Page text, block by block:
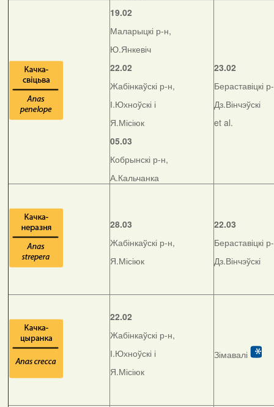
19.02
Маларыцкі р-н,
Ю.Янкевіч
22.02
Жабінкаўскі р-н,
І.Юхноўскі і
Я.Місіюк
05.03
Кобрынскі р-н,
А.Кальчанка
23.02
Бераставіцкі
Дз.Вінчэўскі
et al.
28.03
Жабінкаўскі р-н,
Я.Місіюк
22.03
Бераставіцкі
Дз.Вінчэўскі
22.02
Жабінкаўскі р-н,
І.Юхноўскі і
Я.Місіюк
Зімавалі